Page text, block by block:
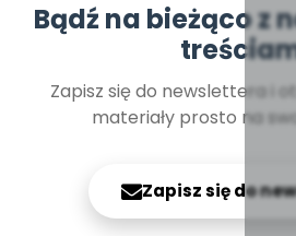
Bądź na bieżąco z
Zapisz się do newslettera i
materiały prosto na
Zapisz się do